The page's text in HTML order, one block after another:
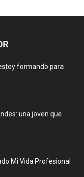
formando para
una joven que
Mi Vida Profesional